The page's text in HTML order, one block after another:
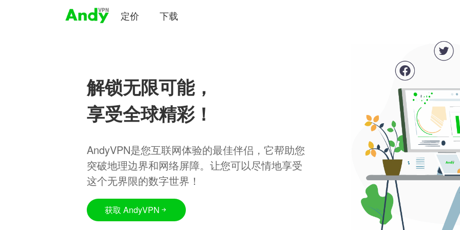
定价 下载
解锁无限可能，
享受全球精彩！
AndyVPN是您互联网体验的最佳伴侣，它帮助您
突破地理边界和网络屏障。让您可以尽情地享受
这个无界限的数字世界！
获取 AndyVPN